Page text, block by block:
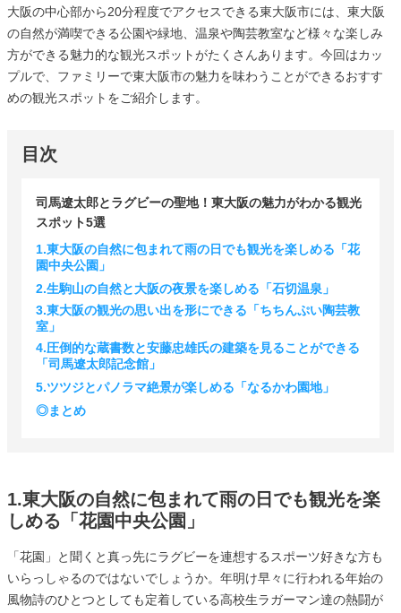
大阪の中心部から20分程度でアクセスできる東大阪市には、東大阪
の自然が満喫できる公園や緑地、温泉や陶芸教室など様々な楽しみ
方ができる魅力的な観光スポットがたくさんあります。今回はカッ
プルで、ファミリーで東大阪市の魅力を味わうことができるおすす
めの観光スポットをご紹介します。
目次
司馬遼太郎とラグビーの聖地！東大阪の魅力がわかる観光
スポット5選
1.東大阪の自然に包まれて雨の日でも観光を楽しめる「花
園中央公園」
2.生駒山の自然と大阪の夜景を楽しめる「石切温泉」
3.東大阪の観光の思い出を形にできる「ちちんぷい陶芸教
室」
4.圧倒的な蔵書数と安藤忠雄氏の建築を見ることができる
「司馬遼太郎記念館」
5.ツツジとパノラマ絶景が楽しめる「なるかわ園地」
◎まとめ
1.東大阪の自然に包まれて雨の日でも観光を楽
しめる「花園中央公園」
「花園」と聞くと真っ先にラグビーを連想するスポーツ好きな方も
いらっしゃるのではないでしょうか。年明け早々に行われる年始の
風物詩のひとつとしても定着している高校生ラガーマン達の熱闘が